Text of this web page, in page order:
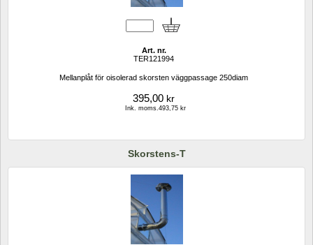
Art. nr.
TER121994
Mellanplåt för oisolerad skorsten väggpassage 250diam
395,00 kr
Ink. moms.493,75 kr
Skorstens-T